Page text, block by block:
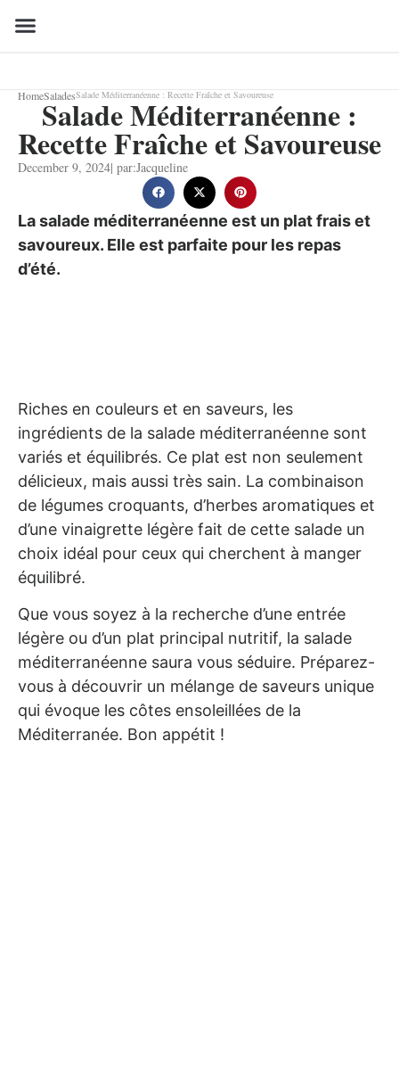
HomeSaladesSalade Méditerranéenne : Recette Fraîche et Savoureuse
Salade Méditerranéenne :
Recette Fraîche et Savoureuse
December 9, 2024| par:Jacqueline
La salade méditerranéenne est un plat frais et
savoureux. Elle est parfaite pour les repas
d’été.
Riches en couleurs et en saveurs, les
ingrédients de la salade méditerranéenne sont
variés et équilibrés. Ce plat est non seulement
délicieux, mais aussi très sain. La combinaison
de légumes croquants, d’herbes aromatiques et
d’une vinaigrette légère fait de cette salade un
choix idéal pour ceux qui cherchent à manger
équilibré.
Que vous soyez à la recherche d’une entrée
légère ou d’un plat principal nutritif, la salade
méditerranéenne saura vous séduire. Préparez-
vous à découvrir un mélange de saveurs unique
qui évoque les côtes ensoleillées de la
Méditerranée. Bon appétit !